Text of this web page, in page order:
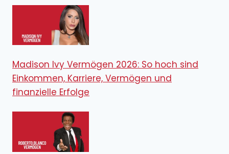
Madison Ivy Vermögen 2026: So hoch sind
Einkommen, Karriere, Vermögen und
finanzielle Erfolge